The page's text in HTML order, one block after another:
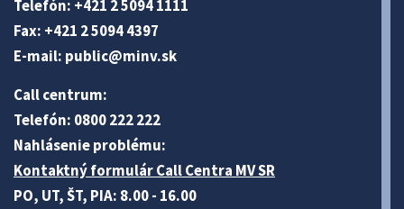
Telefón: +421 2 5094 1111
Fax: +421 2 5094 4397
E-mail: public@minv.sk
Call centrum:
Telefón: 0800 222 222
Nahlásenie problému:
Kontaktný formulár Call Centra MV SR
PO, UT, ŠT, PIA: 8.00 - 16.00